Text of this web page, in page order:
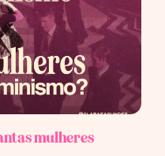
mulheres